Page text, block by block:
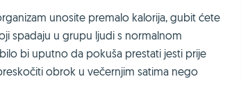
unosite premalo kalorija, gubit ćete
spadaju u grupu ljudi s normalnom
bi uputno da pokuša prestati jesti prije
obrok u večernjim satima nego